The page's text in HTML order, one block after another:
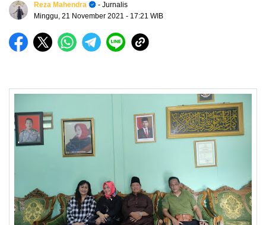
Reza Mahendra
- Jurnalis
Minggu, 21 November 2021 - 17:21 WIB